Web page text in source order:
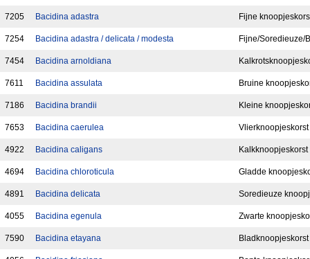
7205 Bacidina adastra Fijne
7254 Bacidina adastra / delicata / modesta Fijne/Soredieuze/
7454 Bacidina arnoldiana
7611 Bacidina assulata Bruine
7186 Bacidina brandii Kleine
7653 Bacidina caerulea Vlierknoopjeskorst
4922 Bacidina caligans Kalkknoopjeskorst
4694 Bacidina chloroticula Gladde
4891 Bacidina delicata Soredieuze
4055 Bacidina egenula Zwarte
7590 Bacidina etayana Bladknoopjeskorst